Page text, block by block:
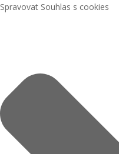
Spravovat Souhlas s cookies